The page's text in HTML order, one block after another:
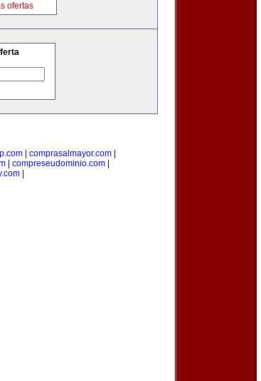
ofertas
comprasalmayor.com
compreseudominio.com
|